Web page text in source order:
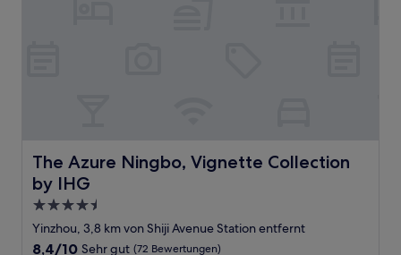
The Azure Ningbo, Vignette Collection
by IHG
The Azure Ningbo, Vignette Collection by IHG
4.5-
Sterne-
Unterkunft
Yinzhou, 3,8 km von Shiji Avenue Station entfernt
8.4
8,4/10 Sehr gut (72 Bewertungen)